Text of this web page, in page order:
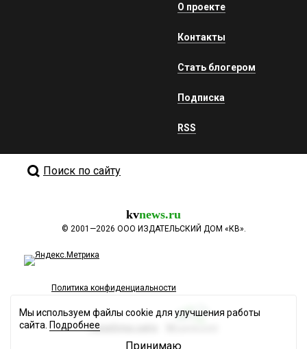
О проекте
Контакты
Стать блогером
Подписка
RSS
Поиск по сайту
kvnews.ru
© 2001—2026 ООО ИЗДАТЕЛЬСКИЙ ДОМ «КВ».
Политика конфиденциальности
Разработка сайта
Мы используем файлы cookie для улучшения работы
сайта. Подробнее
Принимаю